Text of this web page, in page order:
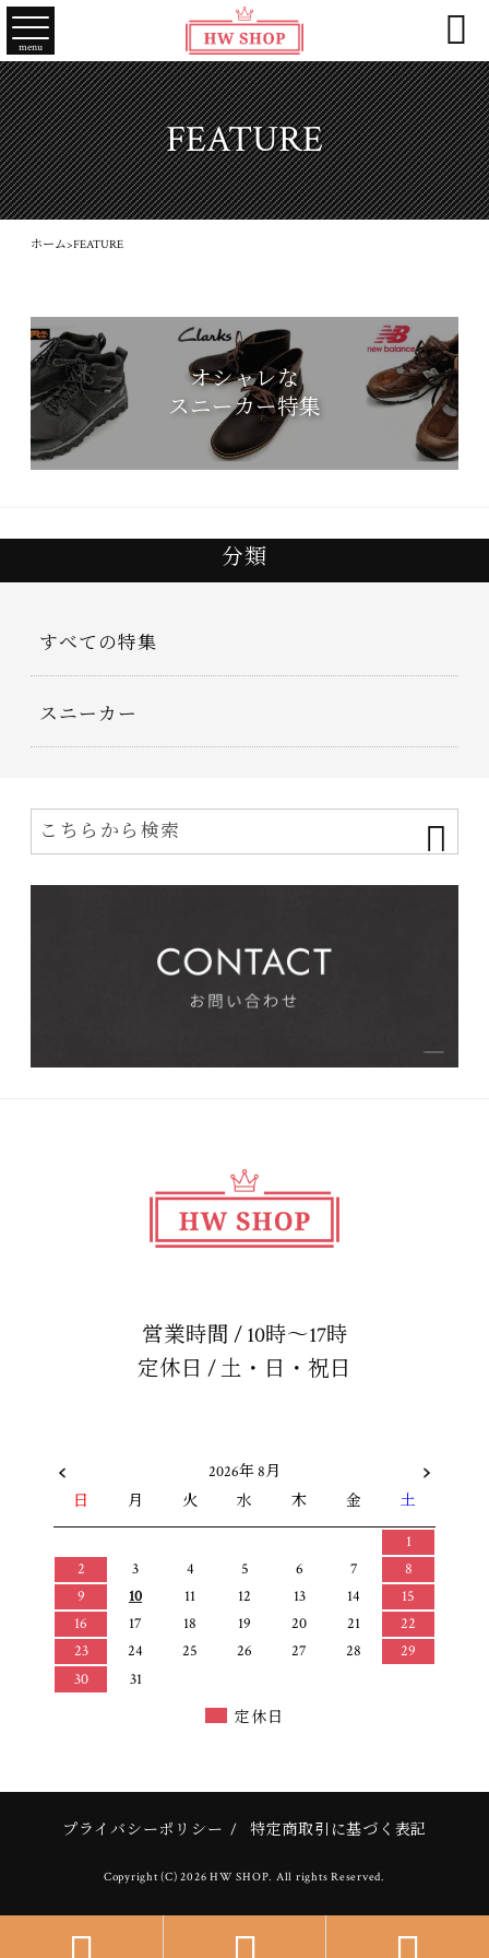
menu 
FEATURE
ホーム>FEATURE
オシャレな
スニーカー特集
分類
すべての特集
スニーカー
営業時間 / 10時～17時
定休日 / 土・日・祝日
2026年 8月
日
月 火 水 木 金 土
1
2
3 4 5 6 7
8
9
10 11 12 13 14
15
16
17 18 19 20 21
22
23
24 25 26 27 28
29
30
31
定休日
プライバシーポリシー / 特定商取引に基づく表記
Copyright (C) 2026 HW SHOP. All rights Reserved.